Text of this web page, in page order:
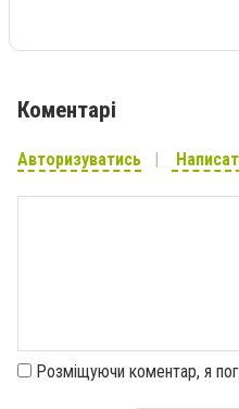
Коментарі
Авторизуватись
Розміщуючи коментар, я